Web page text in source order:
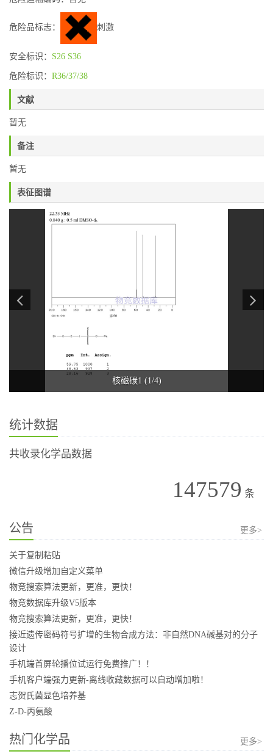
危险品标志： 刺激
安全标识： S26 S36
危险标识： R36/37/38
文献
暂无
备注
暂无
表征图谱
核磁碳1 (1/4)
统计数据
共收录化学品数据
147579 条
公告 更多>
关于复制粘贴
微信升级增加自定义菜单
物竞搜索算法更新，更准，更快！
物竞数据库升级V5版本
物竞搜索算法更新，更准，更快！
接近遗传密码符号扩增的生物合成方法：非自然DNA碱基对的分子
设计
手机端首屏轮播位试运行免费推广！！
手机客户端强力更新-离线收藏数据可以自动增加啦！
志贺氏菌显色培养基
Z-D-丙氨酸
热门化学品 更多>